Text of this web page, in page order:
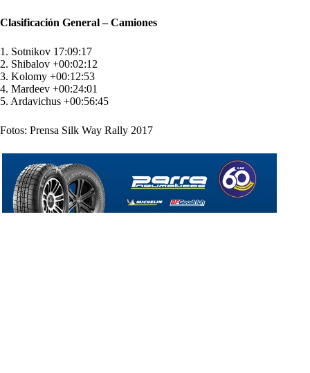
Clasificación General – Camiones
1. Sotnikov 17:09:17
2. Shibalov +00:02:12
3. Kolomy +00:12:53
4. Mardeev +00:24:01
5. Ardavichus +00:56:45
Fotos: Prensa Silk Way Rally 2017